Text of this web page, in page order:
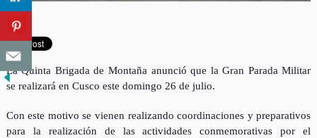
La Quinta Brigada de Montaña anunció que la Gran Parada Militar
se realizará en Cusco este domingo 26 de julio.
Con este motivo se vienen realizando coordinaciones y preparativos
para la realización de las actividades conmemorativas por el